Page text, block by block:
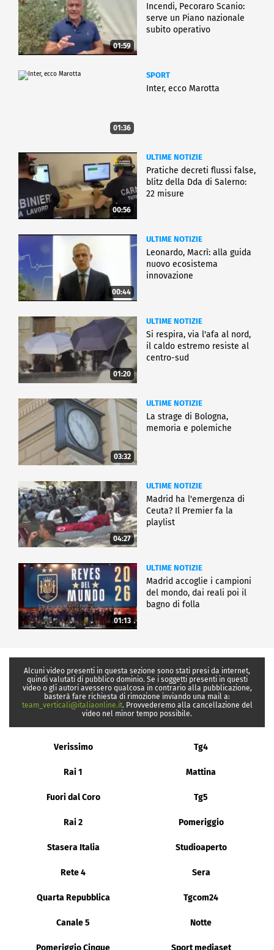
01:59
Incendi, Pecoraro Scanio:
serve un Piano nazionale
subito operativo
01:36
SPORT
Inter, ecco Marotta
00:56
ULTIME NOTIZIE
Pratiche decreti flussi false,
blitz della Dda di Salerno:
22 misure
00:44
ULTIME NOTIZIE
Leonardo, Macrì: alla guida
nuovo ecosistema
innovazione
01:20
ULTIME NOTIZIE
Si respira, via l'afa al nord,
il caldo estremo resiste al
centro-sud
03:32
ULTIME NOTIZIE
La strage di Bologna,
memoria e polemiche
04:27
ULTIME NOTIZIE
Madrid ha l'emergenza di
Ceuta? Il Premier fa la
playlist
01:13
ULTIME NOTIZIE
Madrid accoglie i campioni
del mondo, dai reali poi il
bagno di folla
Alcuni video presenti in questa sezione sono stati presi da internet,
quindi valutati di pubblico dominio. Se i soggetti presenti in questi
video o gli autori avessero qualcosa in contrario alla pubblicazione,
basterà fare richiesta di rimozione inviando una mail a:
team_verticali@italiaonline.it. Provvederemo alla cancellazione del
video nel minor tempo possibile.
Verissimo Tg4
Rai 1 Mattina
Fuori dal Coro Tg5
Rai 2 Pomeriggio
Stasera Italia Studioaperto
Rete 4 Sera
Quarta Repubblica Tgcom24
Canale 5 Notte
Pomeriggio Cinque Sport mediaset